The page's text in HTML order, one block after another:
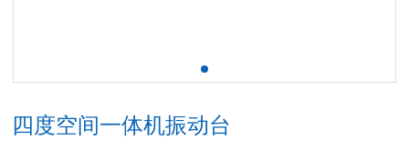
四度空间一体机振动台